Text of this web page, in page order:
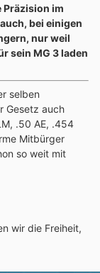
Präzision im
bei einigen
nur weil
sein MG 3 laden
selben
Gesetz auch
.50 AE, .454
Mitbürger
so weit mit
wir die Freiheit,